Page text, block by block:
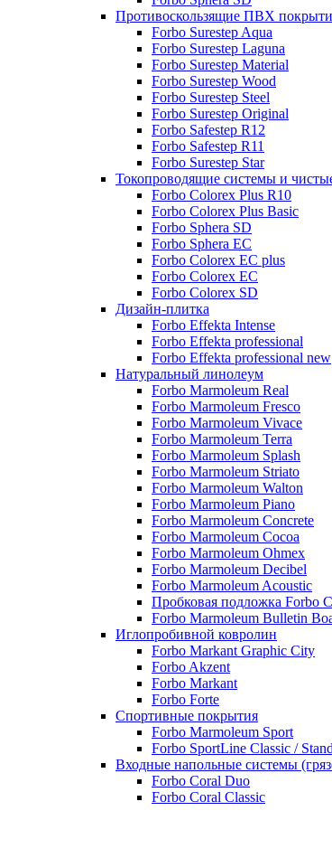
Противоскользящие ПВХ
Forbo Surestep Aqua
Forbo Surestep Laguna
Forbo Surestep Material
Forbo Surestep Wood
Forbo Surestep Steel
Forbo Surestep Original
Forbo Safestep R12
Forbo Safestep R11
Forbo Surestep Star
Токопроводящие системы и
Forbo Colorex Plus R10
Forbo Colorex Plus Basic
Forbo Sphera SD
Forbo Sphera EC
Forbo Colorex EC plus
Forbo Colorex EC
Forbo Colorex SD
Дизайн-плитка
Forbo Effekta Intense
Forbo Effekta professional
Forbo Effekta professional new
Натуральный линолеум
Forbo Marmoleum Real
Forbo Marmoleum Fresco
Forbo Marmoleum Vivace
Forbo Marmoleum Terra
Forbo Marmoleum Splash
Forbo Marmoleum Striato
Forbo Marmoleum Walton
Forbo Marmoleum Piano
Forbo Marmoleum Concrete
Forbo Marmoleum Cocoa
Forbo Marmoleum Ohmex
Forbo Marmoleum Decibel
Forbo Marmoleum Acoustic
Пробковая подложка Forbo
Forbo Marmoleum Bulletin
Иглопробивной ковролин
Forbo Markant Graphic City
Forbo Akzent
Forbo Markant
Forbo Forte
Спортивные покрытия
Forbo Marmoleum Sport
Forbo SportLine Classic /
Входные напольные системы
Forbo Coral Duo
Forbo Coral Classic